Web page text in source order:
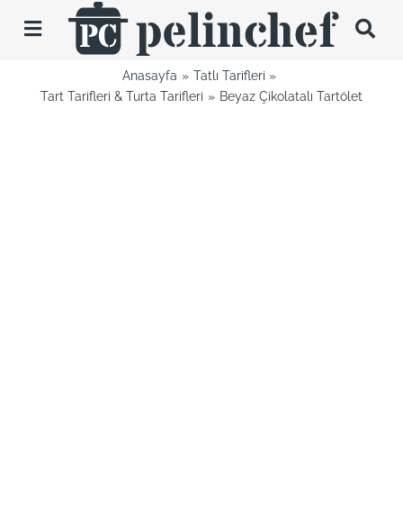
Toggle
Navigation
Anasayfa
Tatlı Tarifleri
Tart Tarifleri & Turta Tarifleri
Beyaz Çikolatalı Tartölet